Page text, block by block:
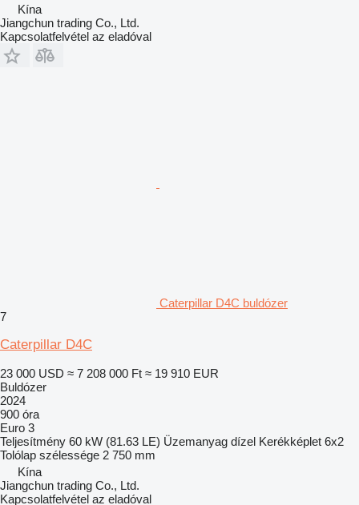
Kína
Jiangchun trading Co., Ltd.
Kapcsolatfelvétel az eladóval
Caterpillar D4C buldózer
7
Caterpillar D4C
23 000 USD ≈ 7 208 000 Ft ≈ 19 910 EUR
Buldózer
2024
900 óra
Euro 3
Teljesítmény 60 kW (81.63 LE) Üzemanyag dízel Kerékképlet 6x2
Tolólap szélessége 2 750 mm
Kína
Jiangchun trading Co., Ltd.
Kapcsolatfelvétel az eladóval